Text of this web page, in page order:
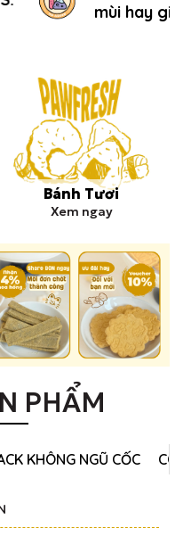
Bánh Tươi
Xem ngay
PHẨM
KHÔNG NGŨ CỐC